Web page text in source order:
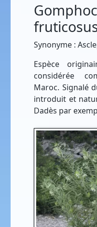
Synonyme :
Espèce
considérée
Maroc. Signalé
introduit et
Dadès par